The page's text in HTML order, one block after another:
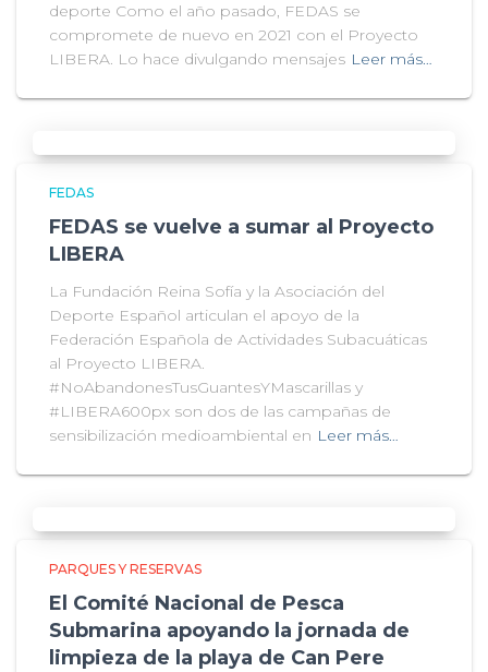
deporte Como el año pasado, FEDAS se
compromete de nuevo en 2021 con el Proyecto
LIBERA. Lo hace divulgando mensajes Leer más…
FEDAS
FEDAS se vuelve a sumar al Proyecto
LIBERA
La Fundación Reina Sofía y la Asociación del
Deporte Español articulan el apoyo de la
Federación Española de Actividades Subacuáticas
al Proyecto LIBERA.
#NoAbandonesTusGuantesYMascarillas y
#LIBERA600px son dos de las campañas de
sensibilización medioambiental en Leer más…
PARQUES Y RESERVAS
El Comité Nacional de Pesca
Submarina apoyando la jornada de
limpieza de la playa de Can Pere